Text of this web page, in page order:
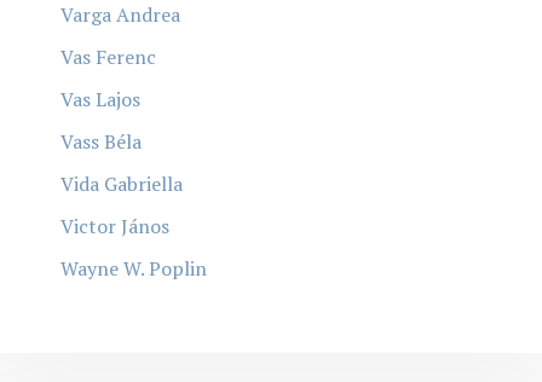
Varga Andrea
Vas Ferenc
Vas Lajos
Vass Béla
Vida Gabriella
Victor János
Wayne W. Poplin